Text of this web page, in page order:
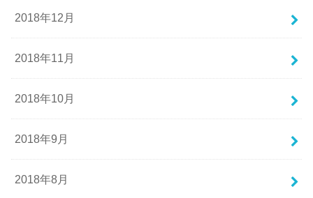
2018年12月
2018年11月
2018年10月
2018年9月
2018年8月